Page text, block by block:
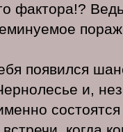
фактора!?
появился
и,